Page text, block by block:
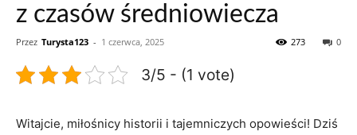
z czasów średniowiecza
Przez Turysta123 - 1 czerwca, 2025 0
273
3/5 - (1 vote)
Witajcie, miłośnicy historii i ⁤tajemniczych opowieści! Dziś